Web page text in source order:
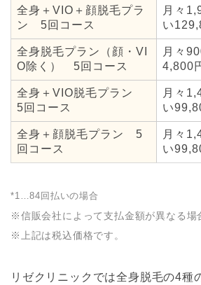
全身＋VIO＋顔脱毛プラ
ン 5回コース
月々
い
全身脱毛プラン（顔・VI
O除く） 5回コース
月々
4,800
全身＋VIO脱毛プラン
5回コース
月々
い
全身＋顔脱毛プラン 5
回コース
月々
い
*1…84回払いの場合
※信販会社によって支払金額が異なる場
※上記は税込価格です。
リゼクリニックでは全身脱毛の4種